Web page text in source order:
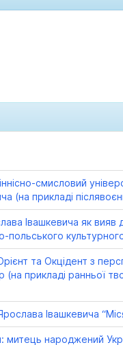
смисловий
(на прикладі
Івашкевича як вияв
польського
та Окцідент з
(на прикладі ранньої
Ярослава Івашкевича
митець народжений